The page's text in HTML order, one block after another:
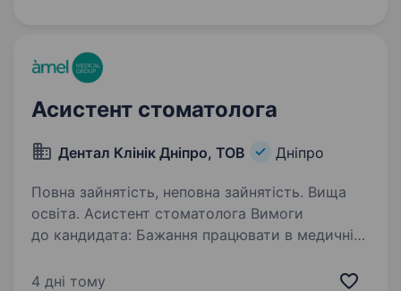
Асистент стоматолога
Дентал Клінік Дніпро, ТОВ Дніпро
Повна зайнятість, неповна зайнятість. Вища
освіта. Асистент стоматолога Вимоги
до кандидата: Бажання працювати в медичній
до деталей; Готовність навчатися і
4 дні тому